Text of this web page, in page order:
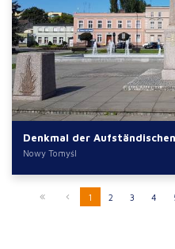
Denkmal der
Nowy Tomyśl
1 2 3 4